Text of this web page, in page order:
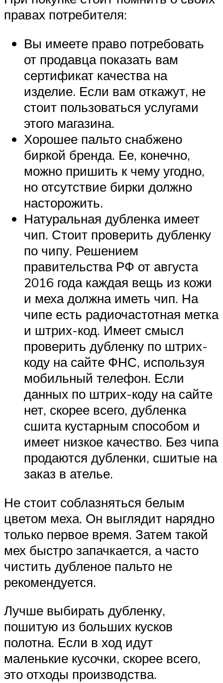
правах потребителя:
Вы имеете право потребовать
от продавца показать вам
сертификат качества на
изделие. Если вам откажут, не
стоит пользоваться услугами
этого магазина.
Хорошее пальто снабжено
биркой бренда. Ее, конечно,
можно пришить к чему угодно,
но отсутствие бирки должно
насторожить.
Натуральная дубленка имеет
чип. Стоит проверить дубленку
по чипу. Решением
правительства РФ от августа
2016 года каждая вещь из кожи
и меха должна иметь чип. На
чипе есть радиочастотная метка
и штрих-код. Имеет смысл
проверить дубленку по штрих-
коду на сайте ФНС, используя
мобильный телефон. Если
данных по штрих-коду на сайте
нет, скорее всего, дубленка
сшита кустарным способом и
имеет низкое качество. Без чипа
продаются дубленки, сшитые на
заказ в ателье.
Не стоит соблазняться белым
цветом меха. Он выглядит нарядно
только первое время. Затем такой
мех быстро запачкается, а часто
чистить дубленое пальто не
рекомендуется.
Лучше выбирать дубленку,
пошитую из больших кусков
полотна. Если в ход идут
маленькие кусочки, скорее всего,
это отходы производства.